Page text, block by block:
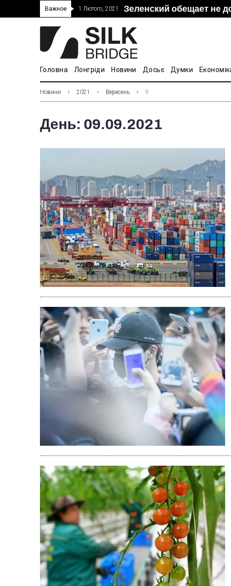
Важное 1 Лютого, 2021 Зеленский обещает не
Прошло 5-тое
“Дочка” Beijing
В Украине ввели
Головна Лонгріди Новини Досьє Думки
Новини 2021 Вересень 9
День: 09.09.2021